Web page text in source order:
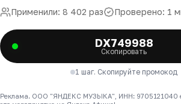
Применили: 8 402 раз Проверено: 1
DX749988
Скопировать
1 шаг. Скопируйте промокод
Реклама. ООО "ЯНДЕКС МУЗЫКА", ИНН: 9705121040